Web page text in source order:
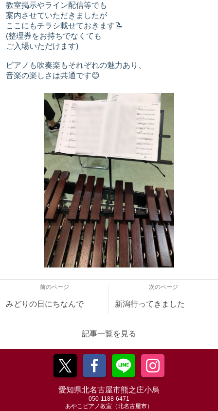
教室掲示やライン配信等でも
案内させていただきましたが
ここにもチラシ載せておきます📝
(整理券をお持ちでなくても
ご入場いただけます)
ピアノも吹奏楽もそれぞれの魅力あり、
音楽の楽しさは共通です😊
前のページ
みどりの日にちなんで
次のページ
新潟行ってきました
記事一覧を見る
愛知県北名古屋市熊之庄小烏
050-1188-6471
あやこピアノ教室（北名古屋市）